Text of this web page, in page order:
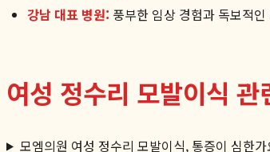
강남 대표 병원: 풍부한 임상 경험과 독보적
여성 정수리 모발이식
모엠의원 여성 정수리 모발이식, 통증이 심한가